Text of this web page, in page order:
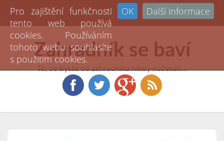
Zahradník se baví
To, co byste od zahradníka nikdy nečekali...
Pro zajištění funkčnosti
tento web používá
cookies. Používáním
tohoto webu souhlasíte
s použitím cookies.
OK Další informace